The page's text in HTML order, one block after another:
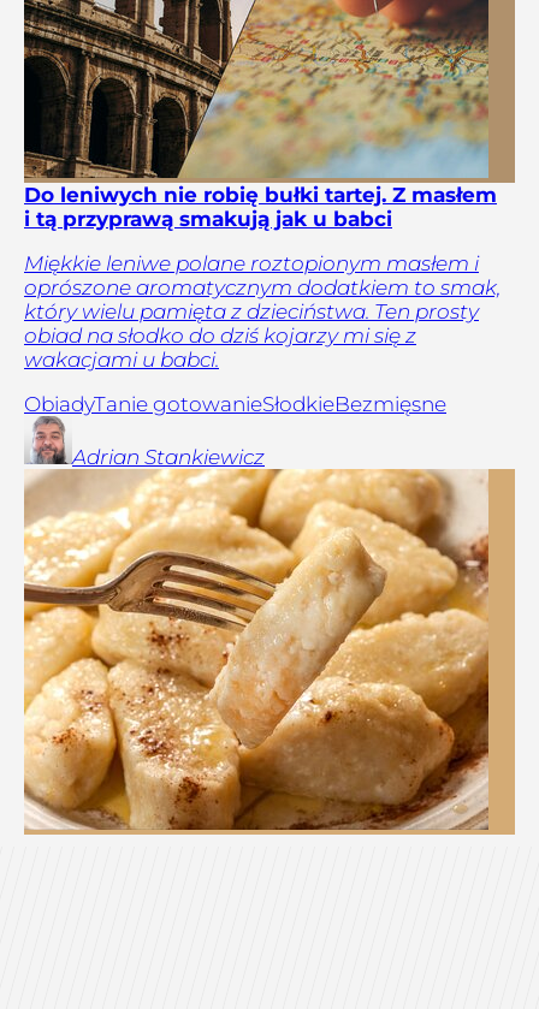
Do leniwych nie robię bułki tartej. Z masłem
i tą przyprawą smakują jak u babci
Miękkie leniwe polane roztopionym masłem i
oprószone aromatycznym dodatkiem to smak,
który wielu pamięta z dzieciństwa. Ten prosty
obiad na słodko do dziś kojarzy mi się z
wakacjami u babci.
ObiadyTanie gotowanieSłodkieBezmięsne
Adrian Stankiewicz